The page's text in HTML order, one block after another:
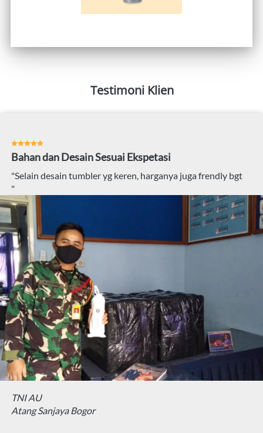
Testimoni Klien
Bahan dan Desain Sesuai Ekspetasi
"Selain desain tumbler yg keren, harganya juga frendly bgt
"
TNI AU
Atang Sanjaya Bogor